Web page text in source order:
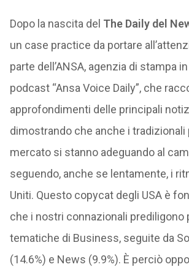
Dopo la nascita del The Daily del
un case practice da portare
parte dell’ANSA, agenzia di stampa in
podcast “Ansa Voice Daily”, che
approfondimenti delle principali
dimostrando che anche i tradizionali
mercato si stanno adeguando al
seguendo, anche se lentamente, i
Uniti. Questo copycat degli USA è
che i nostri connazionali prediligono
tematiche di Business, seguite da
(14.6%) e News (9.9%). È perciò